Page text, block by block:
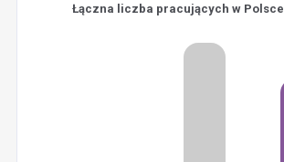
Łączna liczba pracujących w Polsce